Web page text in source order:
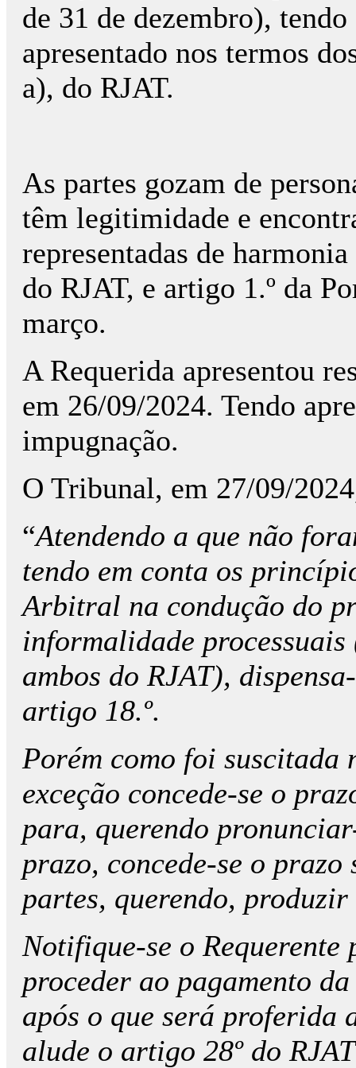
de 31 de dezembro),
apresentado nos termos
a), do RJAT.
As partes gozam de
têm legitimidade e
representadas de
do RJAT, e artigo 1.º da
março.
A Requerida apresentou
em 26/09/2024. Tendo
impugnação.
O Tribunal, em 27/09/
“Atendendo a que não
tendo em conta os
Arbitral na condução do
informalidade processuais
ambos do RJAT),
artigo 18.º.
Porém como foi suscitada
exceção concede-se o
para, querendo
prazo, concede-se o
partes, querendo,
Notifique-se o
proceder ao pagamento
após o que será proferida
alude o artigo 28º do